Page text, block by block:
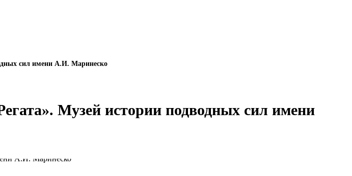
сил имени А.И. Маринеско
Музей истории подводных сил имени